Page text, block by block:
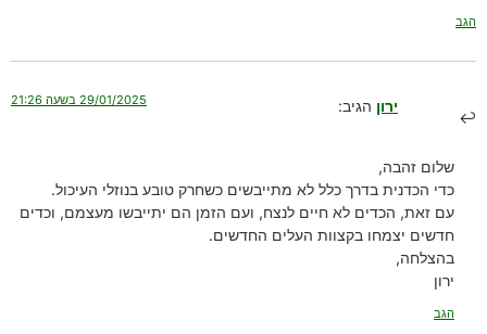
הגב
ירון הגיב: 29/01/2025 בשעה 21:26
שלום זהבה,
כדי הכדנית בדרך כלל לא מתייבשים כשחרק טובע בנוזלי העיכול.
עם זאת, הכדים לא חיים לנצח, ועם הזמן הם יתייבשו מעצמם, וכדים
חדשים יצמחו בקצוות העלים החדשים.
בהצלחה,
ירון
הגב